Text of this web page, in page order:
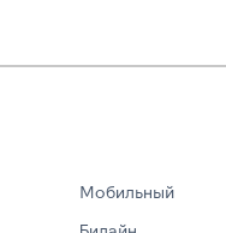
Мобильный